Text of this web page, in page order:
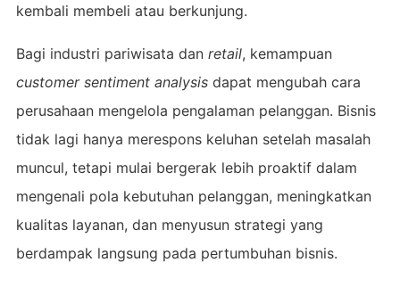
kembali membeli atau berkunjung.
Bagi industri pariwisata dan retail, kemampuan
customer sentiment analysisdapat mengubah cara
perusahaan mengelola pengalaman pelanggan. Bisnis
tidak lagi hanya merespons keluhan setelah masalah
muncul, tetapi mulai bergerak lebih proaktif dalam
mengenali pola kebutuhan pelanggan, meningkatkan
kualitas layanan, dan menyusun strategi yang
berdampak langsung pada pertumbuhan bisnis.